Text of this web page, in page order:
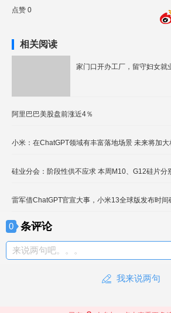
点赞 0
相关阅读
家门口开办工厂，留守妇女就
阿里巴巴美股盘前涨近4％
小米：在ChatGPT领域有丰富落地场景 未来将加
硅业分会：阶段性供不应求 本周M10、G12硅片分
雷军借ChatGPT官宣大事，小米13全球版发布时间
0 条评论
来说两句吧。。。
我来说两句